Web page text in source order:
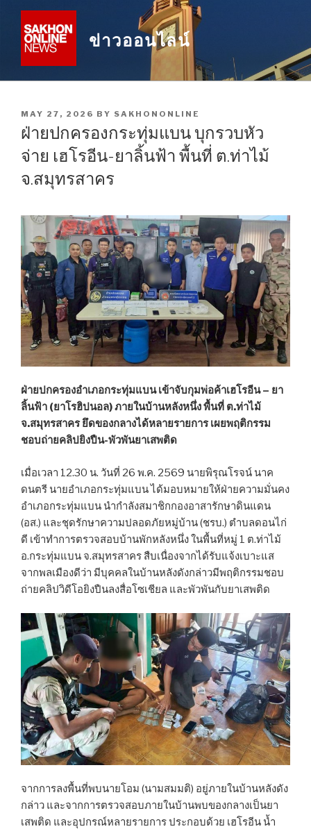
content
ข่าวออนไลน์
POSTED
ON
MAY 27, 2026 BY SAKHONONLINE
ฝ่ายปกครองกระทุ่มแบน บุกรวบหัว
จ่าย เฮโรอีน-ยาลิ้นฟ้า พื้นที่ ต.ท่าไม้
จ.สมุทรสาคร
ฝ่ายปกครองอำเภอกระทุ่มแบน เข้าจับกุมพ่อค้าเฮโรอีน – ยา
ลิ้นฟ้า (ยาโรฮิปนอล) ภายในบ้านหลังหนึ่ง พื้นที่ ต.ท่าไม้
จ.สมุทรสาคร ยึดของกลางได้หลายรายการ เผยพฤติกรรม
ชอบถ่ายคลิปยิงปืน-พัวพันยาเสพติด
เมื่อเวลา 12.30 น. วันที่ 26 พ.ค. 2569 นายพิรุณโรจน์ นาค
ดนตรี นายอำเภอกระทุ่มแบน ได้มอบหมายให้ฝ่ายความมั่นคง
อำเภอกระทุ่มแบน นำกำลังสมาชิกกองอาสารักษาดินแดน
(อส.) และชุดรักษาความปลอดภัยหมู่บ้าน (ชรบ.) ตำบลดอนไก่
ดี เข้าทำการตรวจสอบบ้านพักหลังหนึ่ง ในพื้นที่หมู่ 1 ต.ท่าไม้
อ.กระทุ่มแบน จ.สมุทรสาคร สืบเนื่องจากได้รับแจ้งเบาะแส
จากพลเมืองดีว่า มีบุคคลในบ้านหลังดังกล่าวมีพฤติกรรมชอบ
ถ่ายคลิปวิดีโอยิงปืนลงสื่อโซเชียล และพัวพันกับยาเสพติด
จากการลงพื้นที่พบนายโอม (นามสมมติ) อยู่ภายในบ้านหลังดัง
กล่าว และจากการตรวจสอบภายในบ้านพบของกลางเป็นยา
เสพติด และอุปกรณ์หลายรายการ ประกอบด้วย เฮโรอีน น้ำ